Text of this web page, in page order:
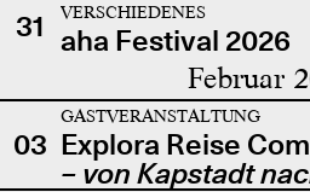
31
VERSCHIEDENES
aha Festival 2026
Februar
03
GASTVERANSTALTUNG
Explora Reise
– von Kapstadt